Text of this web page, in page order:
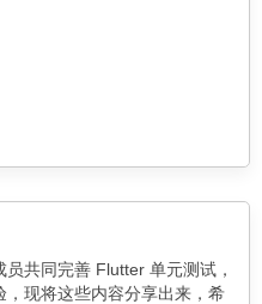
共同完善 Flutter 单元测试，
现将这些内容分享出来，希